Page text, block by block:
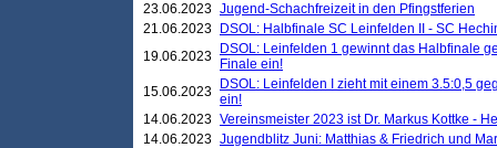
23.06.2023 Jugend-Schachfreizeit in den Pfingstferien
21.06.2023
DSOL: Halbfinale SC Leinfelden II - SC
19.06.2023
DSOL: Leinfelden 1 gewinnt das Halbfinale
Finale ein!
15.06.2023
DSOL: Leinfelden I zieht mit einem 3.5:0,5
ein!
14.06.2023 Vereinsmeister 2023 ist Dr. Markus Kottke -
14.06.2023 Jugendblitz Juni: Matthias & Friedrich und